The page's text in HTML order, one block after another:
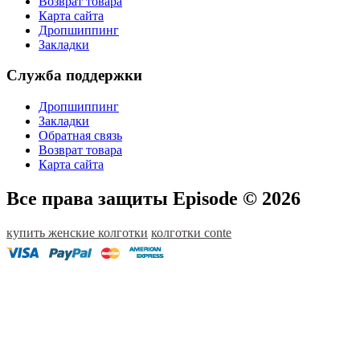
Карта сайта
Дропшиппинг
Закладки
Служба поддержки
Дропшиппинг
Закладки
Обратная связь
Возврат товара
Карта сайта
Все права защиты Episode © 2026
купить женские колготки колготки conte